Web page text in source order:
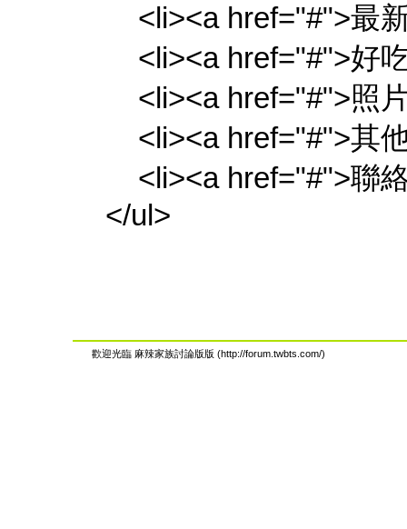
<li><a href="#">最新
<li><a href="#">好吃
<li><a href="#">照片
<li><a href="#">其他
<li><a href="#">聯絡
</ul>
歡迎光臨 麻辣家族討論版版 (http://forum.twbts.com/)